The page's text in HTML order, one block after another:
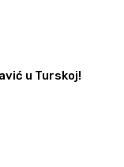
u Turskoj!